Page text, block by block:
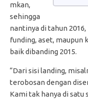
mkan,
sehingga
nantinya di tahun
funding, aset, maupun
baik dibanding 2015.
“Dari sisi landing,
terobosan dengan
Kami tak hanya di satu